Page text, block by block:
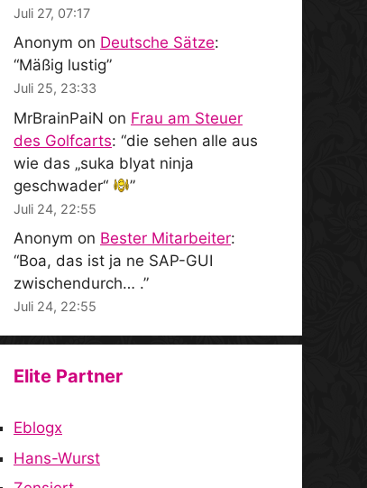
Juli 27, 07:17
Anonym on Deutsche Sätze:
“Mäßig lustig”
Juli 25, 23:33
MrBrainPaiN on Frau am Steuer
des Golfcarts: “die sehen alle aus
wie das „suka blyat ninja
geschwader“
”
Juli 24, 22:55
Anonym on Bester Mitarbeiter:
“Boa, das ist ja ne SAP-GUI
zwischendurch… .”
Juli 24, 22:55
Elite Partner
Eblogx
Hans-Wurst